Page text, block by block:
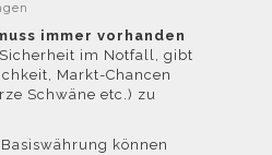
immer vorhanden
im Notfall, gibt
Markt-Chancen
Schwäne etc.) zu
können